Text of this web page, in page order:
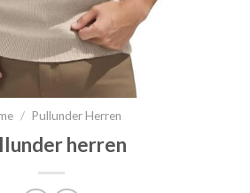
/ Pullunder Herren
herren